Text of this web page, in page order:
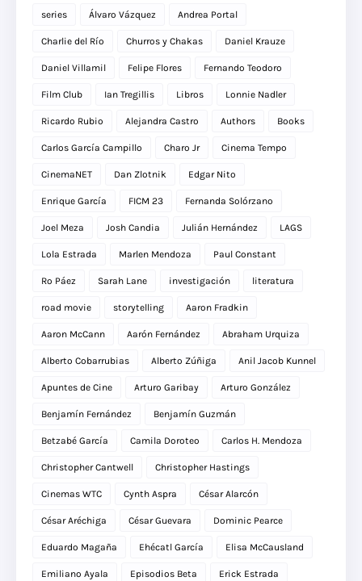
series Álvaro Vázquez Andrea Portal
Charlie del Río Churros y Chakas Daniel Krauze
Daniel Villamil Felipe Flores Fernando Teodoro
Film Club Ian Tregillis Libros Lonnie Nadler
Ricardo Rubio Alejandra Castro Authors Books
Carlos García Campillo Charo Jr Cinema Tempo
CinemaNET Dan Zlotnik Edgar Nito
Enrique García FICM 23 Fernanda Solórzano
Joel Meza Josh Candia Julián Hernández LAGS
Lola Estrada Marlen Mendoza Paul Constant
Ro Páez Sarah Lane investigación literatura
road movie storytelling Aaron Fradkin
Aaron McCann Aarón Fernández Abraham Urquiza
Alberto Cobarrubias Alberto Zúñiga Anil Jacob Kunnel
Apuntes de Cine Arturo Garibay Arturo González
Benjamín Fernández Benjamín Guzmán
Betzabé García Camila Doroteo Carlos H. Mendoza
Christopher Cantwell Christopher Hastings
Cinemas WTC Cynth Aspra César Alarcón
César Aréchiga César Guevara Dominic Pearce
Eduardo Magaña Ehécatl García Elisa McCausland
Emiliano Ayala Episodios Beta Erick Estrada